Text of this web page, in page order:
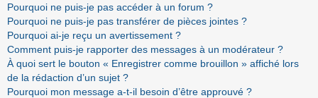
Pourquoi ne puis-je pas accéder à un forum ?
Pourquoi ne puis-je pas transférer de pièces jointes ?
Pourquoi ai-je reçu un avertissement ?
Comment puis-je rapporter des messages à un modérateur ?
À quoi sert le bouton « Enregistrer comme brouillon » affiché lors
de la rédaction d’un sujet ?
Pourquoi mon message a-t-il besoin d’être approuvé ?